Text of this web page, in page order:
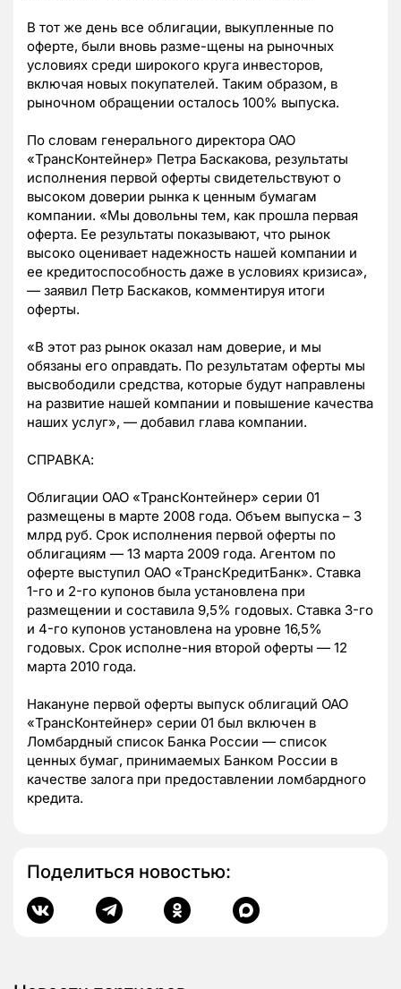
В тот же день все облигации, выкупленные по
оферте, были вновь разме-щены на рыночных
условиях среди широкого круга инвесторов,
включая новых покупателей. Таким образом, в
рыночном обращении осталось 100% выпуска.
По словам генерального директора ОАО
«ТрансКонтейнер» Петра Баскакова, результаты
исполнения первой оферты свидетельствуют о
высоком доверии рынка к ценным бумагам
компании. «Мы довольны тем, как прошла первая
оферта. Ее результаты показывают, что рынок
высоко оценивает надежность нашей компании и
ее кредитоспособность даже в условиях кризиса»,
— заявил Петр Баскаков, комментируя итоги
оферты.
«В этот раз рынок оказал нам доверие, и мы
обязаны его оправдать. По результатам оферты мы
высвободили средства, которые будут направлены
на развитие нашей компании и повышение качества
наших услуг», — добавил глава компании.
СПРАВКА:
Облигации ОАО «ТрансКонтейнер» серии 01
размещены в марте 2008 года. Объем выпуска – 3
млрд руб. Срок исполнения первой оферты по
облигациям — 13 марта 2009 года. Агентом по
оферте выступил ОАО «ТрансКредитБанк». Ставка
1-го и 2-го купонов была установлена при
размещении и составила 9,5% годовых. Ставка 3-го
и 4-го купонов установлена на уровне 16,5%
годовых. Срок исполне-ния второй оферты — 12
марта 2010 года.
Накануне первой оферты выпуск облигаций ОАО
«ТрансКонтейнер» серии 01 был включен в
Ломбардный список Банка России — список
ценных бумаг, принимаемых Банком России в
качестве залога при предоставлении ломбардного
кредита.
Поделиться новостью: